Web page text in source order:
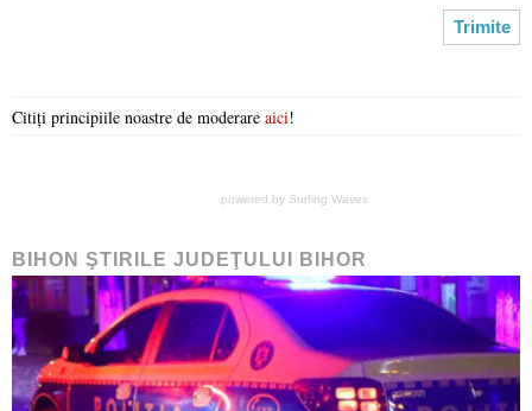
Citiți principiile noastre de moderare aici!
powered by Surfing Waves
BIHON ŞTIRILE JUDEŢULUI BIHOR